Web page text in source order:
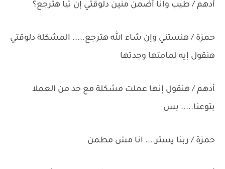
أدهم / طيب وانا أضمن منين دلوقتي إن تيا هترجع؟
حمزة / هنستني وإن شاء الله هترجع..... المشكلة دلوقتي
هنقول إيه لمامتها وجدتها
أدهم / هنقول إنها عملت مشكلة مع حد من العملا
بتوعنا..... بس
حمزة / ربنا يستر.... انا مش مطمن